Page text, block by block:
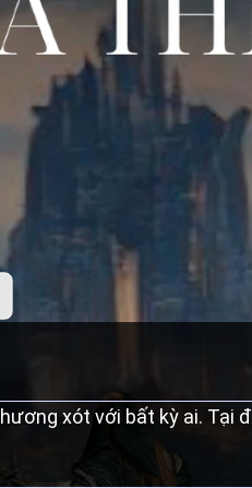
xót với bất kỳ ai. Tại